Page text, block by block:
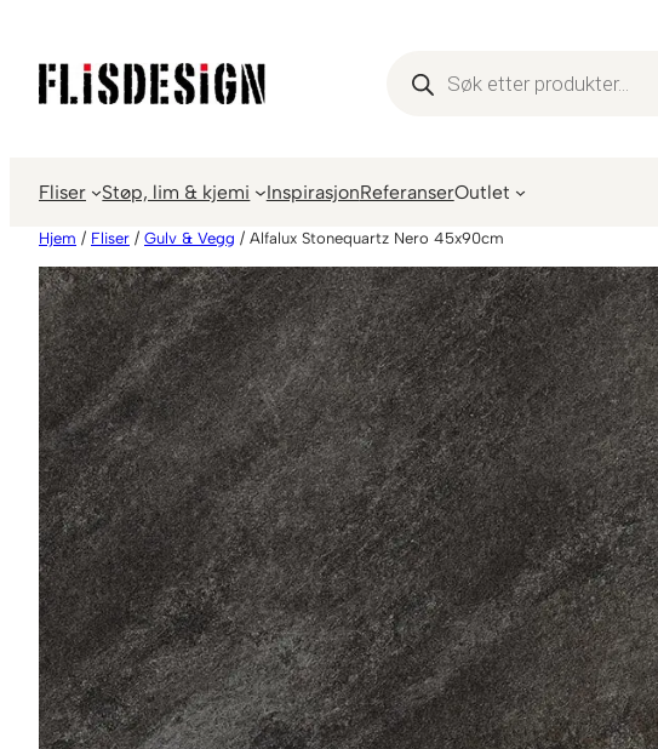
innhold
search
Fliser Støp, lim & kjemi InspirasjonReferanserOutlet
Hjem / Fliser / Gulv & Vegg / Alfalux Stonequartz Nero 45x90cm